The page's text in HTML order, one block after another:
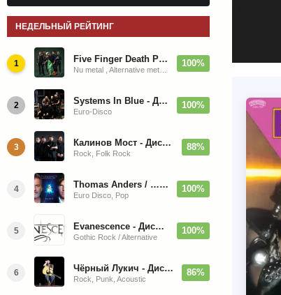
НЕДЕЛЬНЫЙ РЕЙТИНГ
1 Five Finger Death Punch - Дискография (2008-2026) 100%
2 Systems In Blue - Дискография (2020-2026)
Euro-Disco
100%
3 Калинов Мост - Дискография (1986-2026)
Rock, Folk Rock
88%
4 Thomas Anders / … Sings Modern Talking: The Best hi-res
Euro Disco, Pop
100%
5 Evanescence - Дискография (1998-2026)
Gothic Rock / Alternative
100%
6 Чёрный Лукич - Дискография (1987-2014)
Rock, Punk, Acoustic
86%